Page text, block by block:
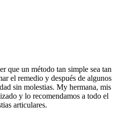
que un método tan simple sea tan
el remedio y después de algunos
sin molestias. My hermana, mis
y lo recomendamos a todo el
articulares.